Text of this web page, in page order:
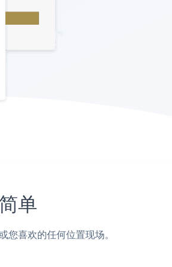
单
喜欢的任何位置现场。